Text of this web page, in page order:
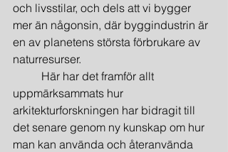
och livsstilar, och dels att vi bygger
mer än någonsin, där byggindustrin är
en av planetens största förbrukare av
naturresurser.
uppmärksammats hur
arkitekturforskningen har bidragit till
det senare genom ny kunskap om hur
man kan använda och återanvända